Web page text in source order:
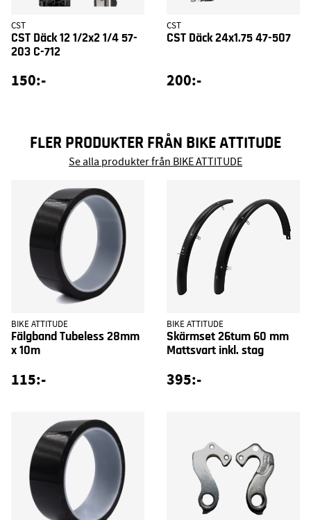
CST
CST Däck 12 1/2x2 1/4 57-
203 C-712
150:-
CST
CST Däck 24x1.75 47-507
200:-
FLER PRODUKTER FRÅN BIKE ATTITUDE
Se alla produkter från BIKE ATTITUDE
BIKE ATTITUDE
Fälgband Tubeless 28mm
x 10m
115:-
BIKE ATTITUDE
Skärmset 26tum 60 mm
Mattsvart inkl. stag
395:-